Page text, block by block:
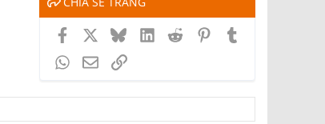
Facebook BlueskyLinkedInReddit Pinterest
WhatsApp
EmailLink